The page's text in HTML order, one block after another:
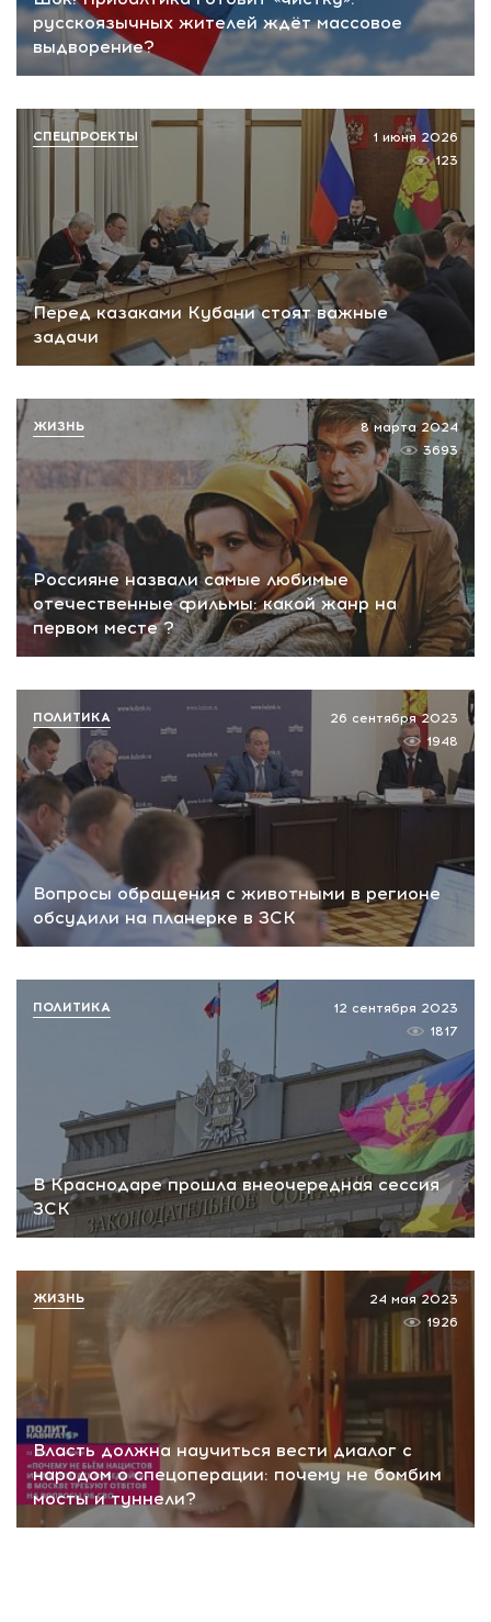
русскоязычных жителей ждёт массовое
выдворение?
Перед казаками Кубани стоят важные
задачи
1 июня 2026
123
СПЕЦПРОЕКТЫ
Россияне назвали самые любимые
отечественные фильмы: какой жанр на
первом месте ?
8 марта 2024
3693
ЖИЗНЬ
Вопросы обращения с животными в регионе
обсудили на планерке в ЗСК
26 сентября 2023
1948
ПОЛИТИКА
В Краснодаре прошла внеочередная сессия
ЗСК
12 сентября 2023
1817
ПОЛИТИКА
Власть должна научиться вести диалог с
народом о спецоперации: почему не бомбим
мосты и туннели?
24 мая 2023
1926
ЖИЗНЬ